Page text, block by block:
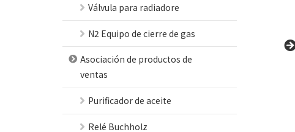
Válvula para radiadore
N2 Equipo de cierre de gas
Asociación de productos de
ventas
Purificador de aceite
Relé Buchholz